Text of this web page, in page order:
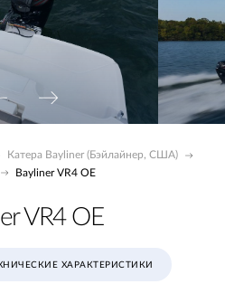
Катера Bayliner (Бэйлайнер, США)
Bayliner VR4 OE
VR4 OE
ХАРАКТЕРИСТИКИ